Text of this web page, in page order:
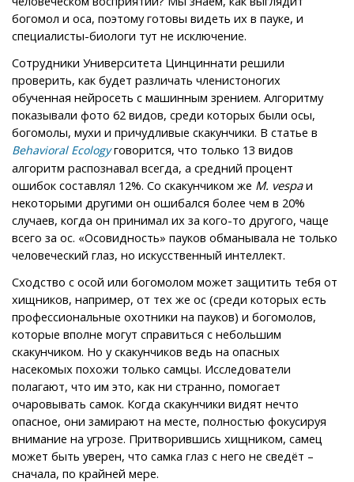
богомол и оса, поэтому готовы видеть их в пауке, и
специалисты-биологи тут не исключение.
Сотрудники Университета Цинциннати решили
проверить, как будет различать членистоногих
обученная нейросеть с машинным зрением. Алгоритму
показывали фото 62 видов, среди которых были осы,
богомолы, мухи и причудливые скакунчики. В статье в
Behavioral Ecologyговорится, что только 13 видов
алгоритм распознавал всегда, а средний процент
ошибок составлял 12%. Со скакунчиком же M. vespaи
некоторыми другими он ошибался более чем в 20%
случаев, когда он принимал их за кого-то другого, чаще
всего за ос. «Осовидность» пауков обманывала не только
человеческий глаз, но искусственный интеллект.
Сходство с осой или богомолом может защитить тебя от
хищников, например, от тех же ос (среди которых есть
профессиональные охотники на пауков) и богомолов,
которые вполне могут справиться с небольшим
скакунчиком. Но у скакунчиков ведь на опасных
насекомых похожи только самцы. Исследователи
полагают, что им это, как ни странно, помогает
очаровывать самок. Когда скакунчики видят нечто
опасное, они замирают на месте, полностью фокусируя
внимание на угрозе. Притворившись хищником, самец
может быть уверен, что самка глаз с него не сведёт –
сначала, по крайней мере.